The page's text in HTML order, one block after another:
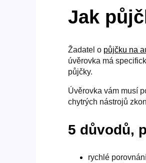
Jak
Žadatel o půjčku na
úvěrovka má
půjčky.
Úvěrovka vám musí
chytrých nástrojů
5 důvodů,
rychlé